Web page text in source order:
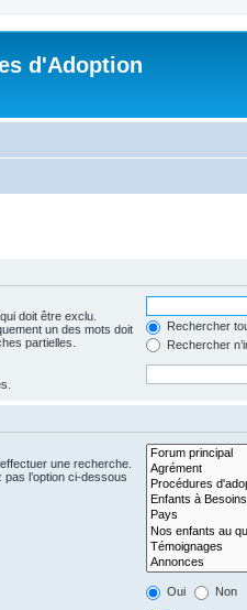
d'Adoption
doit être exclu.
un des mots doit
partielles.
Rechercher
Rechercher
une recherche.
l’option ci-dessous
Oui Non